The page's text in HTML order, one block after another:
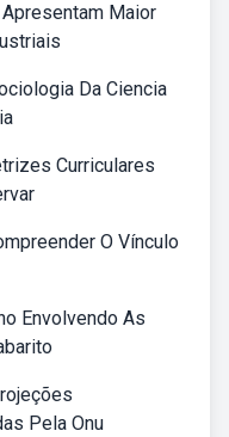
Maior
Da Ciencia
Curriculares
O Vínculo
Envolvendo As
Pela Onu